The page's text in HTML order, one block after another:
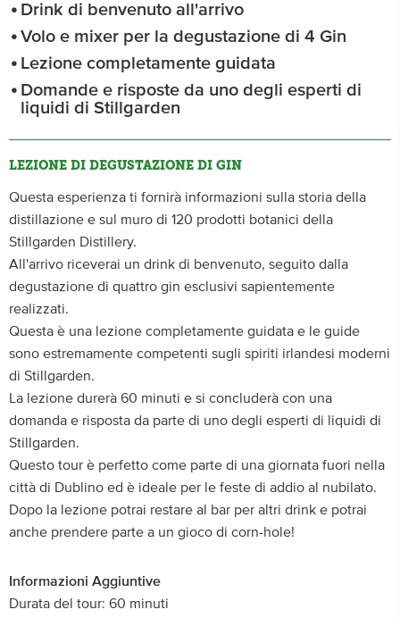
Drink di benvenuto all'arrivo
Volo e mixer per la degustazione di 4 Gin
Lezione completamente guidata
Domande e risposte da uno degli esperti di
liquidi di Stillgarden
LEZIONE DI DEGUSTAZIONE DI GIN
Questa esperienza ti fornirà informazioni sulla storia della
distillazione e sul muro di 120 prodotti botanici della
Stillgarden Distillery.
All'arrivo riceverai un drink di benvenuto, seguito dalla
degustazione di quattro gin esclusivi sapientemente
realizzati.
Questa è una lezione completamente guidata e le guide
sono estremamente competenti sugli spiriti irlandesi moderni
di Stillgarden.
La lezione durerà 60 minuti e si concluderà con una
domanda e risposta da parte di uno degli esperti di liquidi di
Stillgarden.
Questo tour è perfetto come parte di una giornata fuori nella
città di Dublino ed è ideale per le feste di addio al nubilato.
Dopo la lezione potrai restare al bar per altri drink e potrai
anche prendere parte a un gioco di corn-hole!
Informazioni Aggiuntive
Durata del tour: 60 minuti